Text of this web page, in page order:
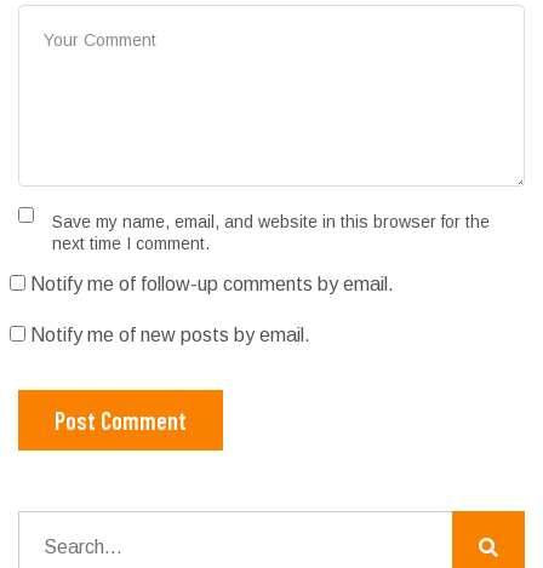
Save my name, email, and website in this browser for the
next time I comment.
Notify me of follow-up comments by email.
Notify me of new posts by email.
Post Comment